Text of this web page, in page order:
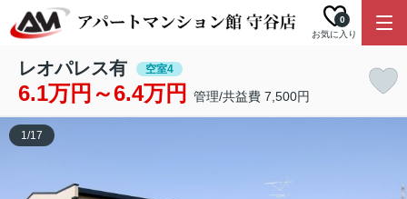
お気に入り
0
レオパレス有 空室4
6.1万円～6.4万円 管理/共益費 7,500円
1/17